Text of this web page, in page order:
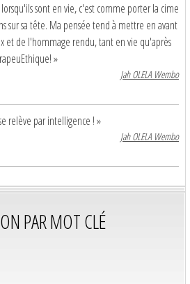
sont en vie, c'est comme porter la cime
sur sa tête. Ma pensée tend à mettre en avant
et de l'hommage rendu, tant en vie qu'après
»
Jah OLELA Wembo
relève par intelligence ! »
Jah OLELA Wembo
PAR MOT CLÉ